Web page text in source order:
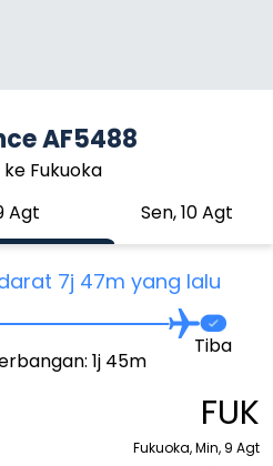
AF5488
Fukuoka
Agt Sen, 10 Agt
7j 47m yang lalu
1j 45m
Tiba
FUK
Fukuoka, Min, 9 Agt